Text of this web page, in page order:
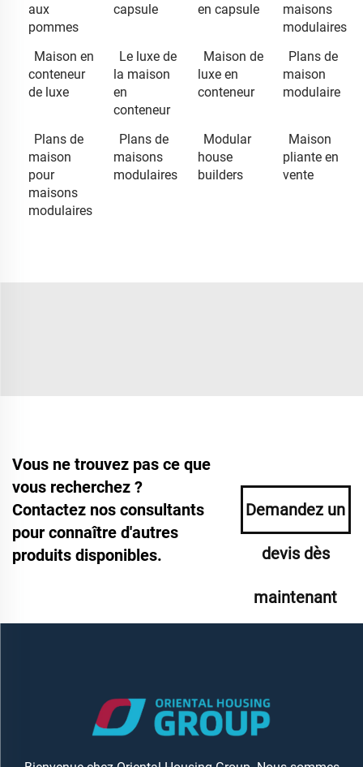
aux
pommes
capsule
en capsule
maisons
modulaires
Maison en
conteneur
de luxe
Le luxe de
la maison
en
conteneur
Maison de
luxe en
conteneur
Plans de
maison
modulaire
Plans de
maison
pour
maisons
modulaires
Plans de
maisons
modulaires
Modular
house
builders
Maison
pliante en
vente
Vous ne trouvez pas ce que
vous recherchez ?
Contactez nos consultants
pour connaître d'autres
produits disponibles.
Demandez un
devis dès
maintenant